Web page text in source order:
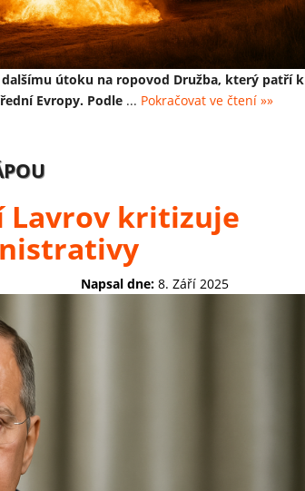
útoku na ropovod Družba, který patří k
Evropy. Podle ... Pokračovat ve čtení »»
Lavrov kritizuje
Napsal dne: 8. Září 2025